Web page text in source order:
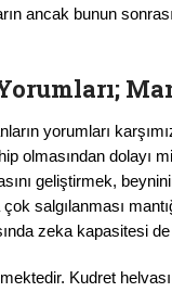
ancak bunun
yorumları
olmasından dolayı
geliştirmek,
salgılanması
zeka kapasitesi
Kudret